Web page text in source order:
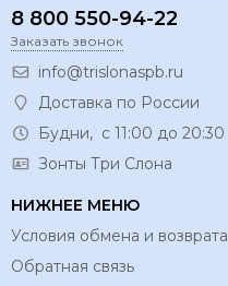
8 800 550-94-22
Заказать звонок
info@trislonaspb.ru
Доставка по России
Будни, с 11:00 до 20:30
Зонты Три Слона
НИЖНЕЕ МЕНЮ
Условия обмена и возврата
Обратная связь